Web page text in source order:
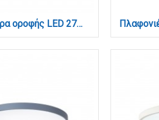
Πλαφονιέρα οροφής LED 27W 3CCT (by tuya) από λευκό και ασημί ακρυλικό D:40cm (42016-B)